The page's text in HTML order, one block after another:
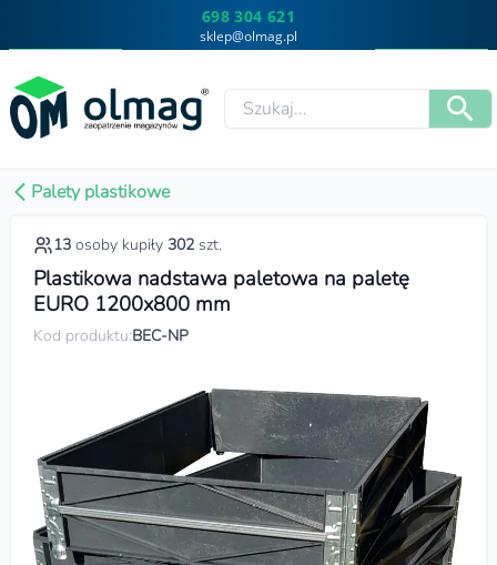
698 304 621
sklep@olmag.pl
Palety plastikowe
13 osoby kupiły 302 szt.
Plastikowa nadstawa paletowa na paletę
EURO 1200x800 mm
Kod produktu:BEC-NP